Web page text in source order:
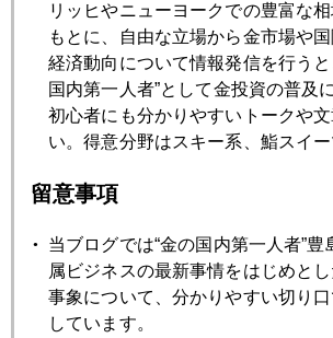
1月 2月 3月 4月
7月 8月 9月 10月
流動性の収縮。
2007年06月27日
福袋のリスク
リッヒやニューヨークでの豊富な
もとに、自由な立場から金市場や
経済動向について情報発信を行う
国内第一人者”として金投資の普及
初心者にも分かりやすいトークや
い。得意分野はスキー系、鮨スイー
留意事項
当ブログでは“金の国内第一人者”豊
属ビジネスの最新事情をはじめと
事象について、分かりやすい切り
しています。